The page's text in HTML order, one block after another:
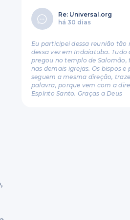
Re: Universal.org
há 30 dias
Eu participei dessa reunião tão
dessa vez em Indaiatuba. Tudo
pregou no templo de Salomão,
nas demais igrejas. Os bispos e
seguem a mesma direção,
palavra, porque vem com a
Espírito Santo. Graças a Deus